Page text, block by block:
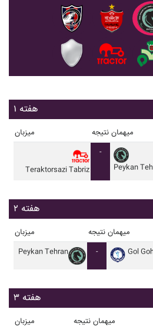
هفته ۱
میزبان نتیجه میهمان
Teraktorsazi Tabriz
-
Peykan
هفته ۲
میزبان نتیجه میهمان
Peykan Tehran - Gol
هفته ۳
میزبان نتیجه میهمان